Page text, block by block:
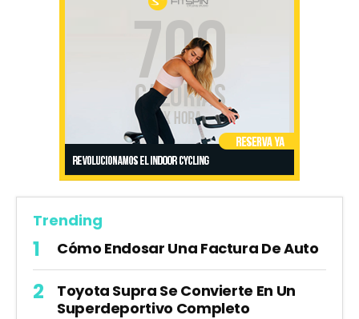
Trending
Cómo Endosar Una Factura De Auto
Toyota Supra Se Convierte En Un
Superdeportivo Completo